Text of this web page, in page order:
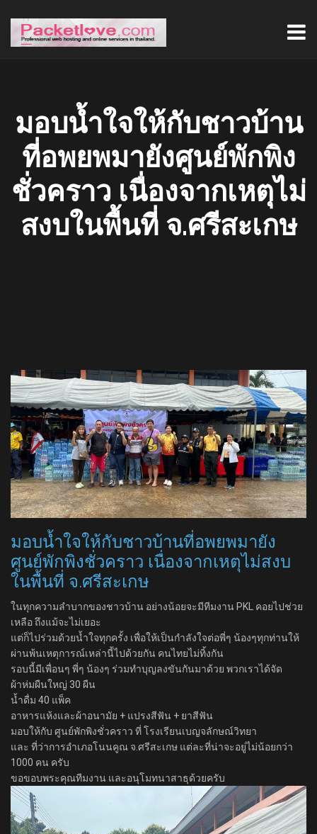
มอบน้ำใจให้กับชาวบ้าน
ที่อพยพมายังศูนย์พักพิง
ชั่วคราว เนื่องจากเหตุไม่
สงบในพื้นที่ จ.ศรีสะเกษ
มอบน้ำใจให้กับชาวบ้านที่อพยพมายัง
ศูนย์พักพิงชั่วคราว เนื่องจากเหตุไม่สงบ
ในพื้นที่ จ.ศรีสะเกษ
ในทุกความลำบากของชาวบ้าน อย่างน้อยจะมีทีมงาน PKL คอยไปช่วย
เหลือ ถึงแม้จะไม่เยอะ
แต่ก็ไปร่วมด้วยน้ำใจทุกครั้ง เพื่อให้เป็นกำลังใจต่อพี่ๆ น้องๆทุกท่านให้
ผ่านพ้นเหตุการณ์เหล่านี้ไปด้วยกัน คนไทยไม่ทิ้งกัน
รอบนี้มีเพื่อนๆ พี่ๆ น้องๆ ร่วมทำบุญลงขันกันมาด้วย พวกเราได้จัด
ผ้าห่มผืนใหญ่ 30 ผืน
น้ำดื่ม 40 แพ็ค
อาหารแห้งและผ้าอนามัย + แปรงสีฟัน + ยาสีฟัน
มอบให้กับ ศูนย์พักพิงชั่วคราว ที่ โรงเรียนเบญจลักษณ์วิทยา
และ ที่ว่าการอำเภอโนนคูณ จ.ศรีสะเกษ แต่ละที่น่าจะอยู่ไม่น้อยกว่า
1000 คน ครับ
ขอขอบพระคุณทีมงาน และอนุโมทนาสาธุด้วยครับ